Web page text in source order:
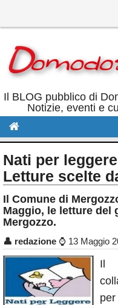
Il BLOG pubblico di
Notizie, eventi e
Politica
Sport
Eventi
Rubriche
Calendario
Annunci
Nati per
Letture scelte
Il Comune di
Maggio, le letture del
Mergozzo.
👤 redazione ⌚ 13 Maggio
Il